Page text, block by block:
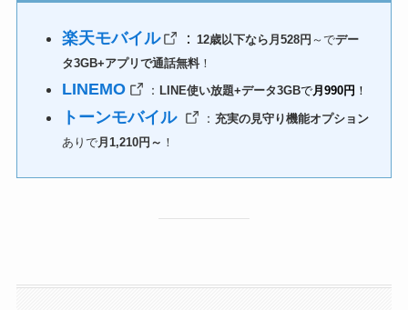
楽天モバイル ： 12歳以下なら月528円 ～でデー
タ3GB+アプリで通話無料！
LINEMO ： LINE使い放題+データ3GBで月990円 ！
トーンモバイル ： 充実の見守り機能オプション
ありで月1,210円～ ！